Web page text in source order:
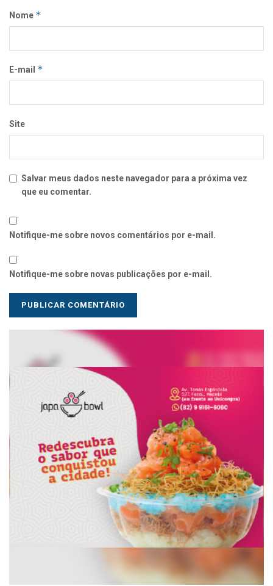
Nome *
E-mail *
Site
Salvar meus dados neste navegador para a próxima vez
que eu comentar.
Notifique-me sobre novos comentários por e-mail.
Notifique-me sobre novas publicações por e-mail.